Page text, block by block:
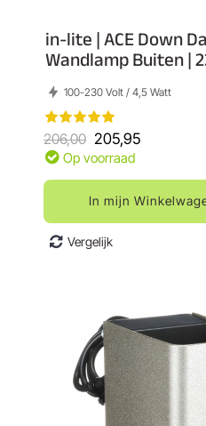
in-lite | ACE Down
Wandlamp Buiten |
100-230 Volt / 4,5 Watt
206,00 205,95
Op voorraad
In mijn
Vergelijk